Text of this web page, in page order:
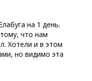
на 1 день.
что нам
Хотели и в этом
но видимо эта